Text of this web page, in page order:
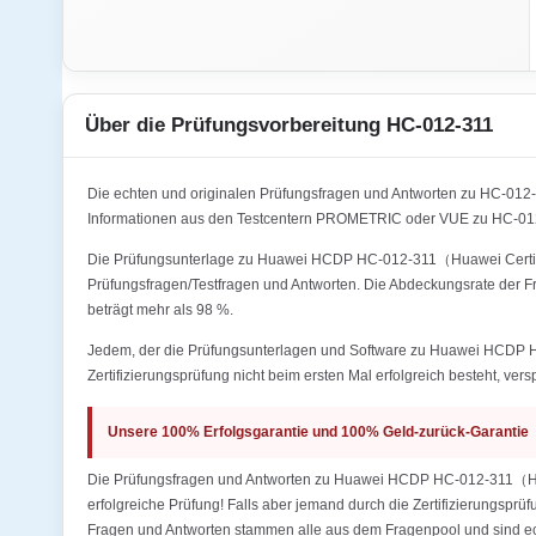
Über die Prüfungsvorbereitung HC-012-311
Die echten und originalen Prüfungsfragen und Antworten zu HC-
Informationen aus den Testcentern PROMETRIC oder VUE zu HC-
Die Prüfungsunterlage zu Huawei HCDP HC-012-311（Huawei
Prüfungsfragen/Testfragen und Antworten. Die Abdeckungsrate
beträgt mehr als 98 %.
Jedem, der die Prüfungsunterlagen und Software zu Huawei HCDP
Zertifizierungsprüfung nicht beim ersten Mal erfolgreich besteht,
Unsere 100% Erfolgsgarantie und 100% Geld-zurück-Garantie
Die Prüfungsfragen und Antworten zu Huawei HCDP HC-012-311
erfolgreiche Prüfung! Falls aber jemand durch die
Fragen und Antworten stammen alle aus dem Fragenpool und sind